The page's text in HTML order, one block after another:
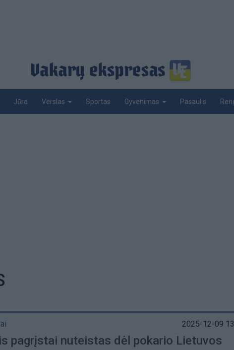
Jūra Verslas Sportas Gyvenimas Pasaulis
2025-12-09
pagrįstai nuteistas dėl pokario Lietuvos